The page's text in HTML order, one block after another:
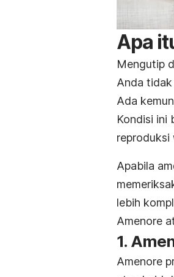
Apa
Mengutip
Anda tidak
Ada
Kondisi ini
reproduksi
Apabila
lebih
Amenore
1.
Amenore